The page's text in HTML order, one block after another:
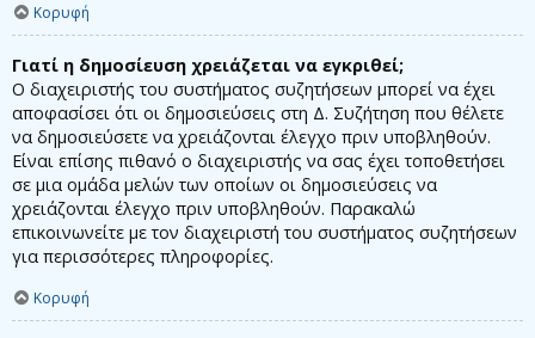
Κορυφή
Γιατί η δημοσίευση χρειάζεται να εγκριθεί;
Ο διαχειριστής του συστήματος συζητήσεων μπορεί να έχει
αποφασίσει ότι οι δημοσιεύσεις στη Δ. Συζήτηση που θέλετε
να δημοσιεύσετε να χρειάζονται έλεγχο πριν υποβληθούν.
Είναι επίσης πιθανό ο διαχειριστής να σας έχει τοποθετήσει
σε μια ομάδα μελών των οποίων οι δημοσιεύσεις να
χρειάζονται έλεγχο πριν υποβληθούν. Παρακαλώ
επικοινωνείτε με τον διαχειριστή του συστήματος συζητήσεων
για περισσότερες πληροφορίες.
Κορυφή